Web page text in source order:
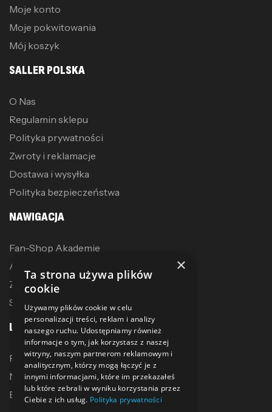
Moje konto
Moje pokwitowania
Mój koszyk
SALLER POLSKA
O Nas
Regulamin sklepu
Polityka prywatności
Zwroty i reklamacje
Dostawa i wysyłka
Polityka bezpieczeństwa
NAWIGACJA
Fan-Shop Akademie
Akcesoria treningowe
Zostań dystrybutorem
Sublimacja
LINKI
Promocje
Nowe produkty
Bestsellery
×
Ta strona używa plików
cookie
Używamy plików cookie w celu
personalizacji treści, reklam i analizy
naszego ruchu. Udostępniamy również
informacje o tym, jak korzystasz z naszej
witryny, naszym partnerom reklamowym i
analitycznym, którzy mogą łączyć je z
innymi informacjami, które im przekazałeś
lub które zebrali w wyniku korzystania przez
Ciebie z ich usług. Polityka prywatności